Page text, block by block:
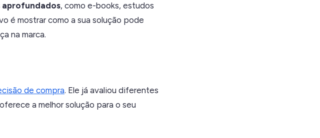
aprofundados, como e-books, estudos
é mostrar como a sua solução pode
na marca.
de compra. Ele já avaliou diferentes
a melhor solução para o seu